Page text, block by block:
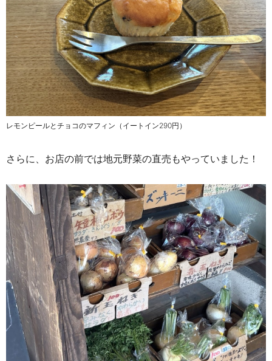
レモンピールとチョコのマフィン（イートイン290円）
さらに、お店の前では地元野菜の直売もやっていました！